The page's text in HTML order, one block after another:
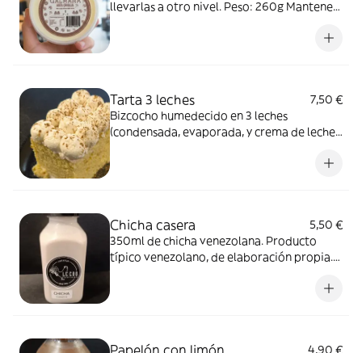
llevarlas a otro nivel. Peso: 260g Mantener
Tarta 3 leches
7,50 €
Bizcocho humedecido en 3 leches
(condensada, evaporada, y crema de leche).
Chicha casera
5,50 €
350ml de chicha venezolana. Producto
típico venezolano, de elaboración propia.
Papelón con limón
4,90 €